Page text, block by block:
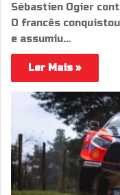
Sébastien Ogier
O francês
e assumiu…
Ler Mais »